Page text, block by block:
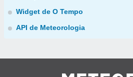
Widget de O Tempo
API de Meteorologia